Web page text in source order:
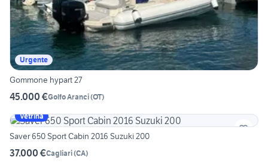
Urgente
Gommone hypart 27
45.000 €Golfo Aranci(OT)
Vetrina
Saver 650 Sport Cabin 2016 Suzuki 200
37.000 €Cagliari(CA)